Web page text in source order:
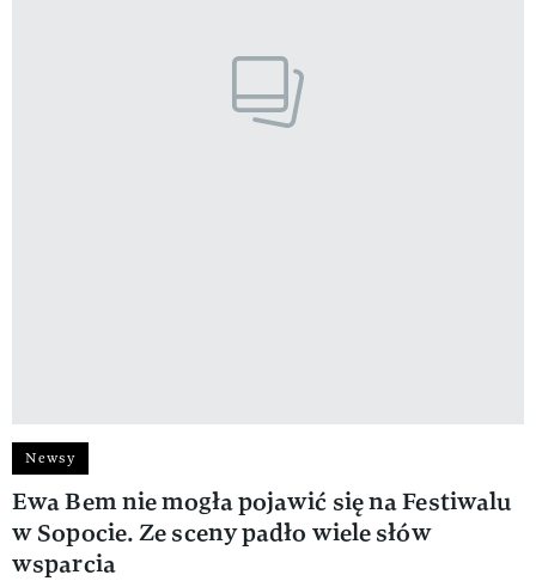
Newsy
Ewa Bem nie mogła pojawić się na Festiwalu
w Sopocie. Ze sceny padło wiele słów
wsparcia